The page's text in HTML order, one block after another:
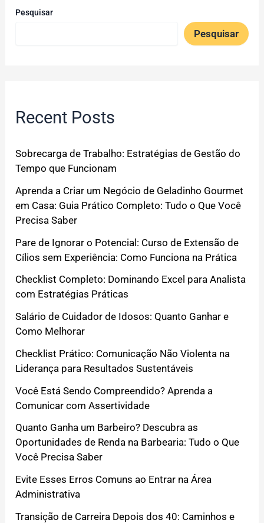
Pesquisar
Pesquisar
Recent Posts
Sobrecarga de Trabalho: Estratégias de Gestão do
Tempo que Funcionam
Aprenda a Criar um Negócio de Geladinho Gourmet
em Casa: Guia Prático Completo: Tudo o Que Você
Precisa Saber
Pare de Ignorar o Potencial: Curso de Extensão de
Cílios sem Experiência: Como Funciona na Prática
Checklist Completo: Dominando Excel para Analista
com Estratégias Práticas
Salário de Cuidador de Idosos: Quanto Ganhar e
Como Melhorar
Checklist Prático: Comunicação Não Violenta na
Liderança para Resultados Sustentáveis
Você Está Sendo Compreendido? Aprenda a
Comunicar com Assertividade
Quanto Ganha um Barbeiro? Descubra as
Oportunidades de Renda na Barbearia: Tudo o Que
Você Precisa Saber
Evite Esses Erros Comuns ao Entrar na Área
Administrativa
Transição de Carreira Depois dos 40: Caminhos e